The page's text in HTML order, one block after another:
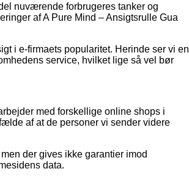
nuværende forbrugeres tanker og
af A Pure Mind – Ansigtsrulle Gua
i e-firmaets popularitet. Herinde ser vi en
service, hvilket lige så vel bør
med forskellige online shops i
af at de personer vi sender videre
der gives ikke garantier imod
data.